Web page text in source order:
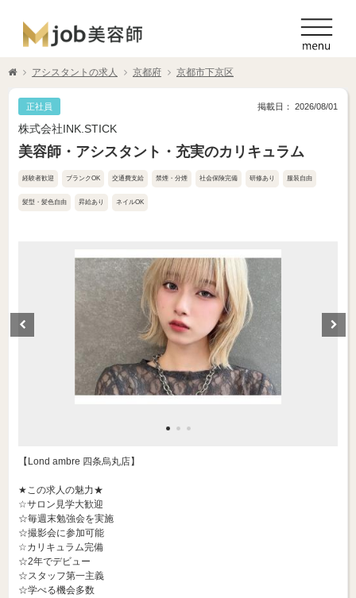
アシスタントの求人 京都府 京都市下京区
正社員 掲載日： 2026/08/01
株式会社INK.STICK
美容師・アシスタント・充実のカリキュラム
経験者歓迎 ブランクOK 交通費支給 禁煙・分煙 社会保険完備 研修あり 服装自由
髪型・髪色自由 昇給あり ネイルOK
【Lond ambre 四条烏丸店】
★この求人の魅力★
☆サロン見学大歓迎
☆毎週末勉強会を実施
☆撮影会に参加可能
☆カリキュラム完備
☆2年でデビュー
☆スタッフ第一主義
☆学べる機会多数